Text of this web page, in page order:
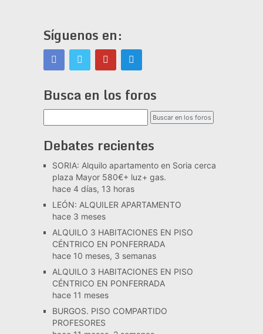
Síguenos en:
Busca en los foros
Debates recientes
SORIA: Alquilo apartamento en Soria cerca
plaza Mayor 580€+ luz+ gas.
hace 4 días, 13 horas
LEÓN: ALQUILER APARTAMENTO
hace 3 meses
ALQUILO 3 HABITACIONES EN PISO
CÉNTRICO EN PONFERRADA
hace 10 meses, 3 semanas
ALQUILO 3 HABITACIONES EN PISO
CÉNTRICO EN PONFERRADA
hace 11 meses
BURGOS. PISO COMPARTIDO
PROFESORES